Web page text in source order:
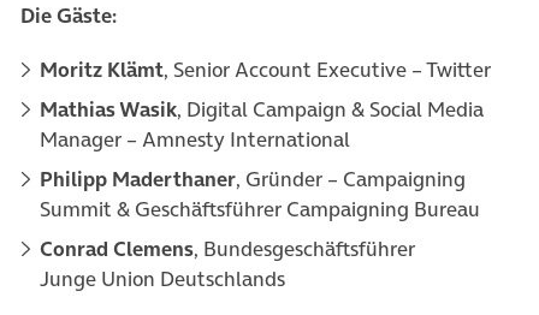
Die Gäste:
Moritz Klämt, Senior Account Executive – Twitter
Mathias Wasik, Digital Campaign & Social Media
Manager – Amnesty International
Philipp Maderthaner, Gründer – Campaigning
Summit & Geschäftsführer Campaigning Bureau
Conrad Clemens, Bundesgeschäftsführer
Junge Union Deutschlands